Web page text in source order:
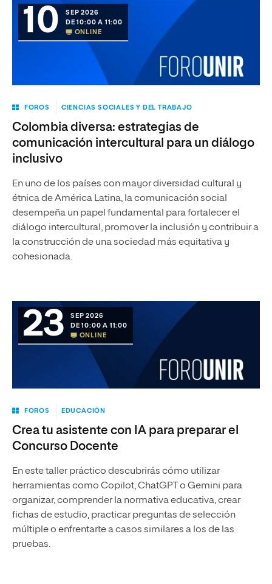
10
SEP 2026
DE 10:00 A 11:00
ONLINE
FOROS CIENCIAS SOCIALES Y DEL TRABAJO
Colombia diversa: estrategias de
comunicación intercultural para un diálogo
inclusivo
En uno de los países con mayor diversidad cultural y
étnica de América Latina, la comunicación social
desempeña un papel fundamental para fortalecer el
diálogo intercultural, promover la inclusión y contribuir a
la construcción de una sociedad más equitativa y
cohesionada.
23
SEP 2026
DE 10:00 A 11:00
ONLINE
FOROS EDUCACIÓN
Crea tu asistente con IA para preparar el
Concurso Docente
En este taller práctico descubrirás cómo utilizar
herramientas como Copilot, ChatGPT o Gemini para
organizar, comprender la normativa educativa, crear
fichas de estudio, practicar preguntas de selección
múltiple o enfrentarte a casos similares a los de las
pruebas.